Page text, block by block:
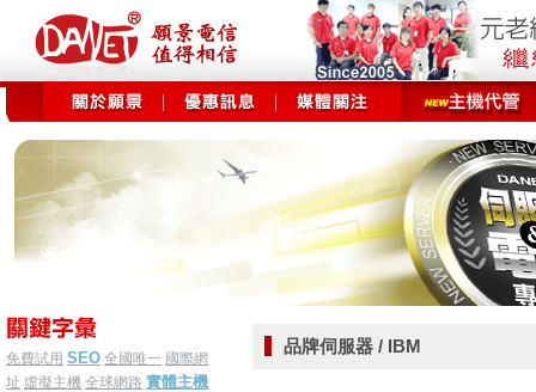
免費試用 SEO 全國唯一 國際網
址 虛擬主機 全球網路 實體主機
品牌伺服器 / IBM